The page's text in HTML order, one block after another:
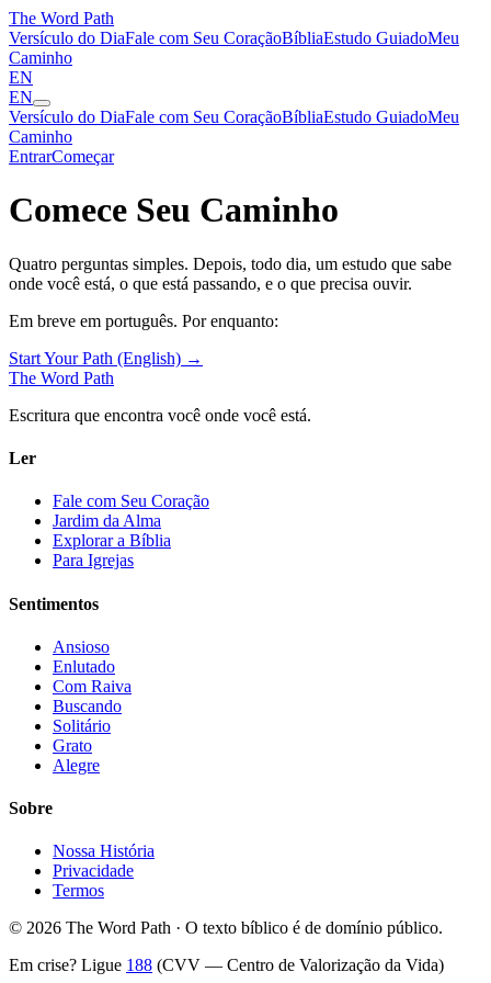
The Word Path
Versículo do DiaFale com Seu CoraçãoBíbliaEstudo GuiadoMeu
Caminho
EN
EN
Versículo do DiaFale com Seu CoraçãoBíbliaEstudo GuiadoMeu
Caminho
EntrarComeçar
Comece Seu Caminho
Quatro perguntas simples. Depois, todo dia, um estudo que sabe
onde você está, o que está passando, e o que precisa ouvir.
Em breve em português. Por enquanto:
Start Your Path (English) →
The Word Path
Escritura que encontra você onde você está.
Ler
Fale com Seu Coração
Jardim da Alma
Explorar a Bíblia
Para Igrejas
Sentimentos
Ansioso
Enlutado
Com Raiva
Buscando
Solitário
Grato
Alegre
Sobre
Nossa História
Privacidade
Termos
© 2026 The Word Path · O texto bíblico é de domínio público.
Em crise? Ligue 188 (CVV — Centro de Valorização da Vida)